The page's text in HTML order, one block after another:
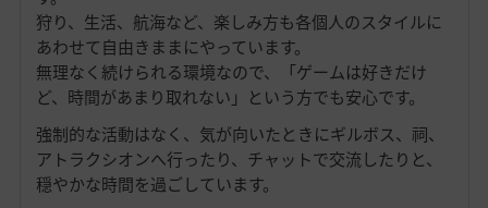
狩り、生活、航海など、楽しみ方も各個人のスタイルに
あわせて自由きままにやっています。
無理なく続けられる環境なので、「ゲームは好きだけ
ど、時間があまり取れない」という方でも安心です。
強制的な活動はなく、気が向いたときにギルボス、祠、
アトラクシオンへ行ったり、チャットで交流したりと、
穏やかな時間を過ごしています。